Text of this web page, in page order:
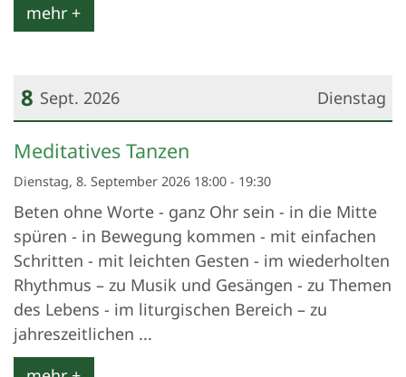
mehr +
Dienstag
8 Sept. 2026
Datum: 8. September 2026
Meditatives Tanzen
Dienstag, 8. September 2026 18:00 - 19:30
Beten ohne Worte - ganz Ohr sein - in die Mitte
spüren - in Bewegung kommen - mit einfachen
Schritten - mit leichten Gesten - im wiederholten
Rhythmus – zu Musik und Gesängen - zu Themen
des Lebens - im liturgischen Bereich – zu
jahreszeitlichen ...